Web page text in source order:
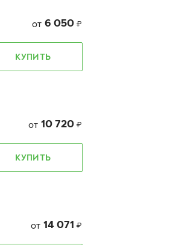
от 6 050 ₽
КУПИТЬ
от 10 720 ₽
КУПИТЬ
от 14 071 ₽